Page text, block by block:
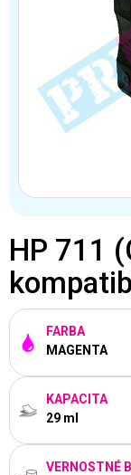
HP 711
FARBA
MAGENTA
KAPACITA
29 ml
VERNOSTNÉ